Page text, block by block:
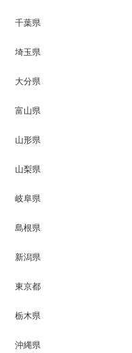
千葉県
埼玉県
大分県
富山県
山形県
山梨県
岐阜県
島根県
新潟県
東京都
栃木県
沖縄県